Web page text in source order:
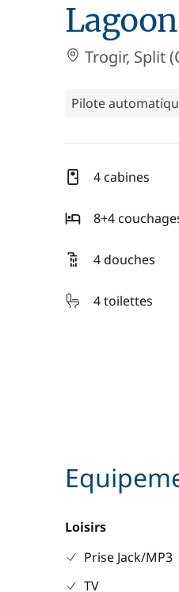
Trogir, Split
Pilote
4 cabines
8+4
4 douches
4 toilettes
Loisirs
Prise Jack/MP3
TV